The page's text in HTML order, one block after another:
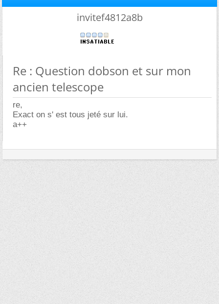
invitef4812a8b
Re : Question dobson et sur mon
ancien telescope
re,
Exact on s' est tous jeté sur lui.
a++